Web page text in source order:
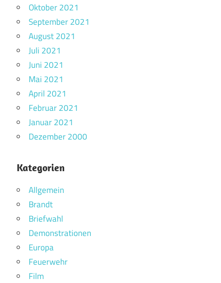
Oktober 2021
September 2021
August 2021
Juli 2021
Juni 2021
Mai 2021
April 2021
Februar 2021
Januar 2021
Dezember 2000
Kategorien
Allgemein
Brandt
Briefwahl
Demonstrationen
Europa
Feuerwehr
Film